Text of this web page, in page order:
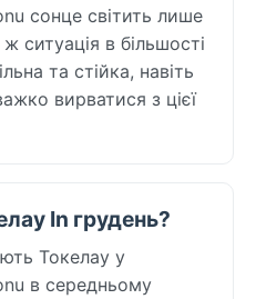
сонце світить лише
ситуація в більшості
та стійка, навіть
вирватися з цієї
In грудень?
Токелау у
в середньому